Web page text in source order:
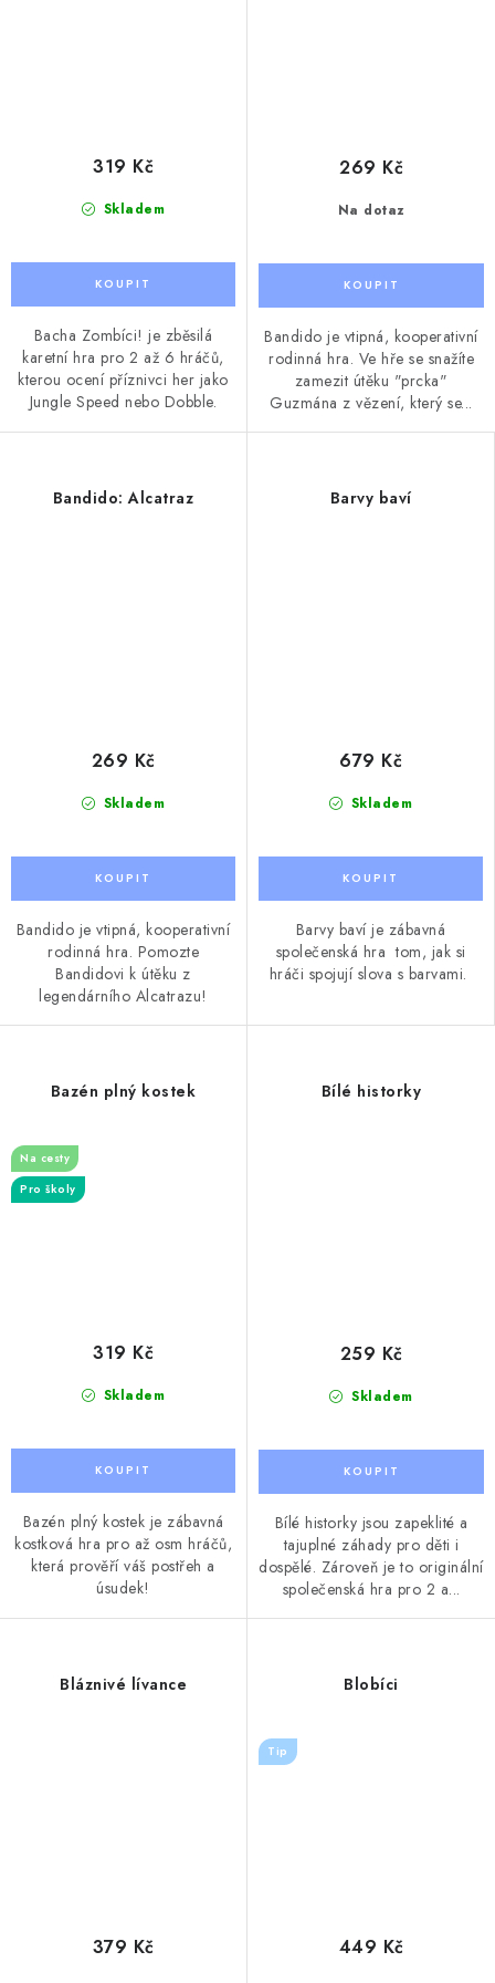
Skladem
319 Kč
Bacha Zombíci! je zběsilá
karetní hra pro 2 až 6 hráčů,
kterou ocení příznivci her jako
Jungle Speed nebo Dobble.
Na dotaz
269 Kč
Bandido je vtipná, kooperativní
rodinná hra. Ve hře se snažíte
zamezit útěku "prcka"
Guzmána z vězení, který se...
Bandido: Alcatraz
Skladem
269 Kč
Bandido je vtipná, kooperativní
rodinná hra. Pomozte
Bandidovi k útěku z
legendárního Alcatrazu!
Barvy baví
Skladem
679 Kč
Barvy baví je zábavná
společenská hra tom, jak si
hráči spojují slova s barvami.
Bazén plný kostek
Na cesty
Pro školy
Skladem
319 Kč
Bazén plný kostek je zábavná
kostková hra pro až osm hráčů,
která prověří váš postřeh a
úsudek!
Bílé historky
Skladem
259 Kč
Bílé historky jsou zapeklité a
tajuplné záhady pro děti i
dospělé. Zároveň je to originální
společenská hra pro 2 a...
Bláznivé lívance
379 Kč
Blobíci
Tip
449 Kč